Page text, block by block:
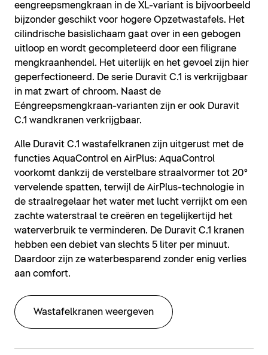
eengreepsmengkraan in de XL-variant is bijvoorbeeld
bijzonder geschikt voor hogere Opzetwastafels. Het
cilindrische basislichaam gaat over in een gebogen
uitloop en wordt gecompleteerd door een filigrane
mengkraanhendel. Het uiterlijk en het gevoel zijn hier
geperfectioneerd. De serie Duravit C.1 is verkrijgbaar
in mat zwart of chroom. Naast de
Eéngreepsmengkraan-varianten zijn er ook Duravit
C.1 wandkranen verkrijgbaar.
Alle Duravit C.1 wastafelkranen zijn uitgerust met de
functies AquaControl en AirPlus: AquaControl
voorkomt dankzij de verstelbare straalvormer tot 20°
vervelende spatten, terwijl de AirPlus-technologie in
de straalregelaar het water met lucht verrijkt om een
zachte waterstraal te creëren en tegelijkertijd het
waterverbruik te verminderen. De Duravit C.1 kranen
hebben een debiet van slechts 5 liter per minuut.
Daardoor zijn ze waterbesparend zonder enig verlies
aan comfort.
Wastafelkranen weergeven